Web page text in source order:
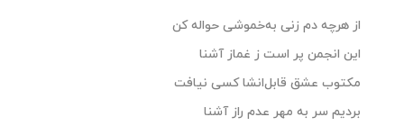
از هرچه دم زنی به‌خموشی حواله کن
این انجمن پر است ز غماز آشنا
مکتوب عشق قابل‌انشا کسی نیافت
بردیم سر به مهر عدم راز آشنا